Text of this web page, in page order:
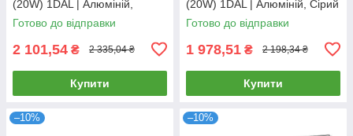
(20W) 1DAL | Алюміній,
Золото (A157-GSW3G.WF-
STUTC.WF.GD)
Готово до відправки
2 101,54 ₴ 2 335,04 ₴
Купити
(20W) 1DAL | Алюміній, Сірий
(A157-GSW1G.WF-
STUTC.WF.GR)
Готово до відправки
1 978,51 ₴ 2 198,34 ₴
Купити
–10% –10%